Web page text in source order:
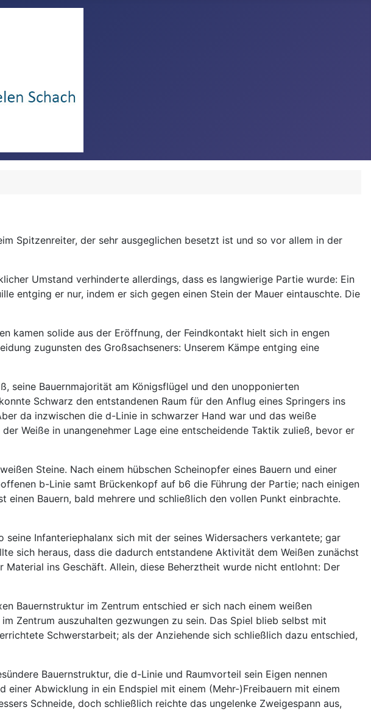
Spitzenreiter, der sehr ausgeglichen besetzt ist und so vor allem in der
Umstand verhinderte allerdings, dass es langwierige Partie wurde: Ein
entging er nur, indem er sich gegen einen Stein der Mauer eintauschte. Die
kamen solide aus der Eröffnung, der Feindkontakt hielt sich in engen
zugunsten des Großsachseners: Unserem Kämpe entging eine
seine Bauernmajorität am Königsflügel und den unopponierten
Schwarz den entstandenen Raum für den Anflug eines Springers ins
da inzwischen die d-Linie in schwarzer Hand war und das weiße
Weiße in unangenehmer Lage eine entscheidende Taktik zuließ, bevor er
Steine. Nach einem hübschen Scheinopfer eines Bauern und einer
b-Linie samt Brückenkopf auf b6 die Führung der Partie; nach einigen
Bauern, bald mehrere und schließlich den vollen Punkt einbrachte.
Infanteriephalanx sich mit der seines Widersachers verkantete; gar
sich heraus, dass die dadurch entstandene Aktivität dem Weißen zunächst
ins Geschäft. Allein, diese Beherztheit wurde nicht entlohnt: Der
Bauernstruktur im Zentrum entschied er sich nach einem weißen
Zentrum auszuhalten gezwungen zu sein. Das Spiel blieb selbst mit
Schwerstarbeit; als der Anziehende sich schließlich dazu entschied,
Bauernstruktur, die d-Linie und Raumvorteil sein Eigen nennen
Abwicklung in ein Endspiel mit einem (Mehr-)Freibauern mit einem
Schneide, doch schließlich reichte das ungelenke Zweigespann aus,